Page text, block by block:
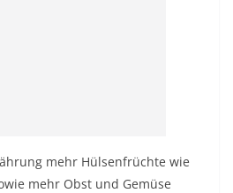
mehr Hülsenfrüchte wie
mehr Obst und Gemüse